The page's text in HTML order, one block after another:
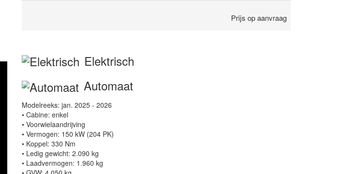
Prijs op aanvraag
Elektrisch
Automaat
Modelreeks: jan. 2025 - 2026
• Cabine: enkel
• Voorwielaandrijving
• Vermogen: 150 kW (204 PK)
• Koppel: 330 Nm
• Ledig gewicht: 2.090 kg
• Laadvermogen: 1.960 kg